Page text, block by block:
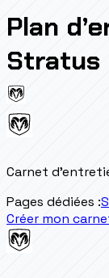
Plan
Stratus
Carnet
Pages dédiées :
Créer mon